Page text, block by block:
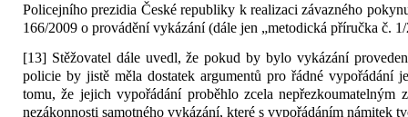
Policejního prezidia České republiky k realizaci závazného
166/2009 o provádění vykázání (dále jen „metodická příručka č.
[13] Stěžovatel dále uvedl, že pokud by bylo vykázání
policie by jistě měla dostatek argumentů pro řádné vypořádání
tomu, že jejich vypořádání proběhlo zcela nepřezkoumatelným
nezákonnosti samotného vykázání, které s vypořádáním námitek